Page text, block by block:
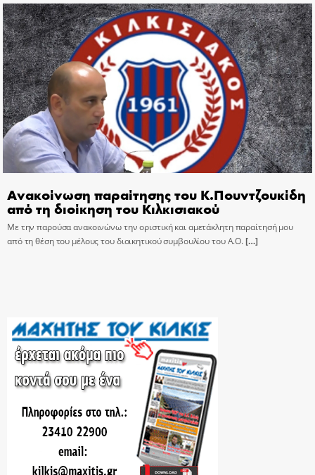
Ανακοίνωση παραίτησης του Κ.Πουντζουκίδη
από τη διοίκηση του Κιλκισιακού
Με την παρούσα ανακοινώνω την οριστική και αμετάκλητη παραίτησή μου
από τη θέση του μέλους του διοικητικού συμβουλίου του Α.Ο.[…]